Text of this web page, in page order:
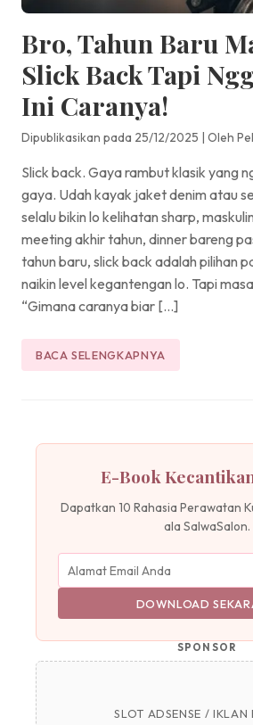
Bro, Tahun Baru
Slick Back Tapi
Ini Caranya!
Dipublikasikan pada 25/12/2025 | Oleh
Slick back. Gaya rambut klasik yang
gaya. Udah kayak jaket denim atau
selalu bikin lo kelihatan sharp,
meeting akhir tahun, dinner bareng
tahun baru, slick back adalah pilihan
naikin level kegantengan lo. Tapi
“Gimana caranya biar […]
BACA SELENGKAPNYA
E-Book
Dapatkan 10 Rahasia Perawatan
ala SalwaSalon.
DOWNLOAD
SPONSOR
SLOT ADSENSE / IKLAN